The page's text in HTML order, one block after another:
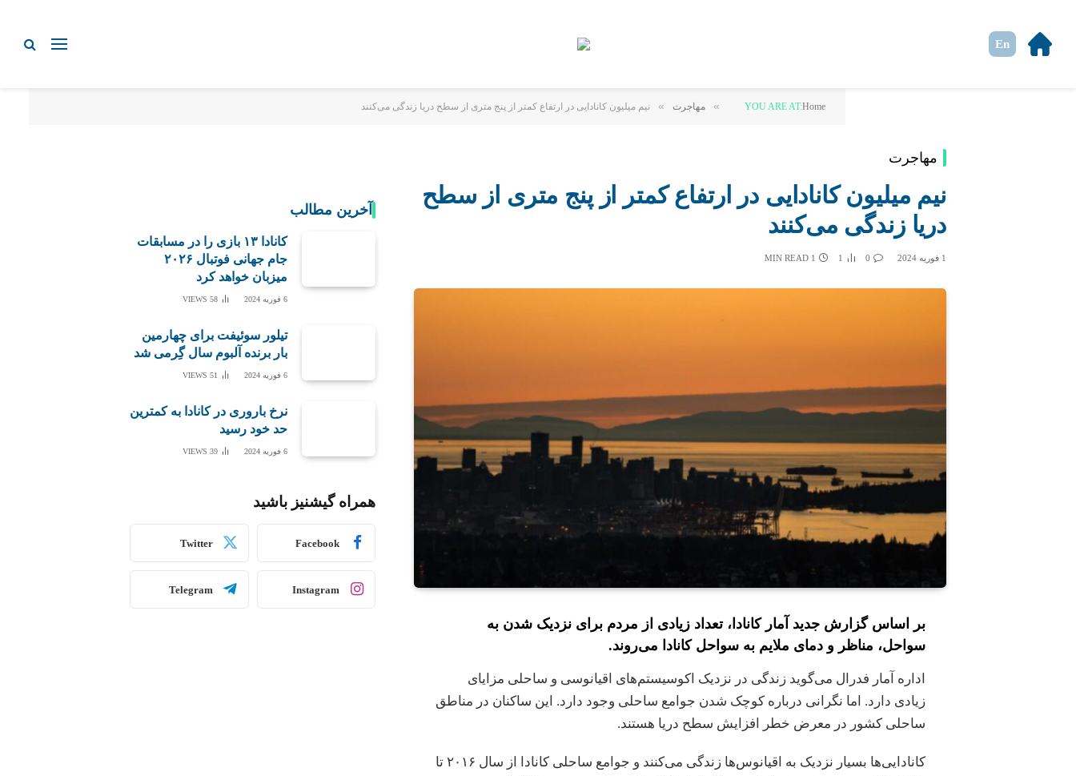
En
YOU ARE AT:Home
» مهاجرت » نیم میلیون کانادایی در ارتفاع کمتر از پنج متری از سطح دریا زندگی می‌کنند
مهاجرت
نیم میلیون کانادایی در ارتفاع کمتر از پنج متری از سطح
دریا زندگی می‌کنند
1 فوریه 2024 0
1
1 MIN READ
بر اساس گزارش جدید آمار کانادا، تعداد زیادی از مردم برای نزدیک شدن به
سواحل، مناظر و دمای ملایم به سواحل کانادا می‌روند.
اداره آمار فدرال می‌گوید زندگی در نزدیک اکوسیستم‌های اقیانوسی و ساحلی مزایای
زیادی دارد. اما نگرانی درباره کوچک شدن جوامع ساحلی وجود دارد. این ساکنان در مناطق
ساحلی کشور در معرض خطر افزایش سطح دریا هستند.
کانادایی‌ها بسیار نزدیک به اقیانوس‌ها زندگی می‌کنند و جوامع ساحلی کانادا از سال ۲۰۱۶ تا
آخرین مطالب
کانادا ۱۳ بازی را در مسابقات
جام جهانی فوتبال ۲۰۲۶
میزبان خواهد کرد
6 فوریه 2024 58
VIEWS
تیلور سوئیفت برای چهارمین
بار برنده آلبوم سال گِرمی شد
6 فوریه 2024 51
VIEWS
نرخ باروری در کانادا به کمترین
حد خود رسید
6 فوریه 2024 39
VIEWS
همراه گیشنیز باشید
Facebook
Twitter
Instagram
Telegram